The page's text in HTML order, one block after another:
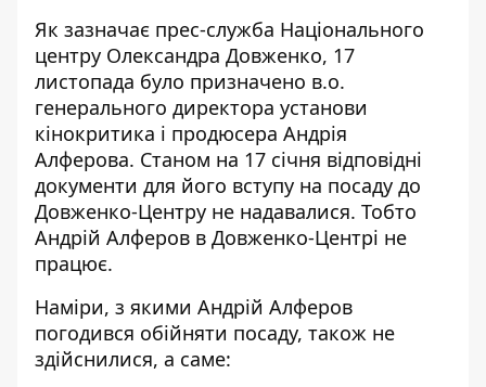
Як зазначає прес-служба Національного
центру Олександра Довженко, 17
листопада було призначено в.о.
генерального директора установи
кінокритика і продюсера Андрія
Алферова. Станом на 17 січня відповідні
документи для його вступу на посаду до
Довженко-Центру не надавалися. Тобто
Андрій Алферов в Довженко-Центрі не
працює.
Наміри, з якими Андрій Алферов
погодився обійняти посаду, також не
здійснилися, а саме: